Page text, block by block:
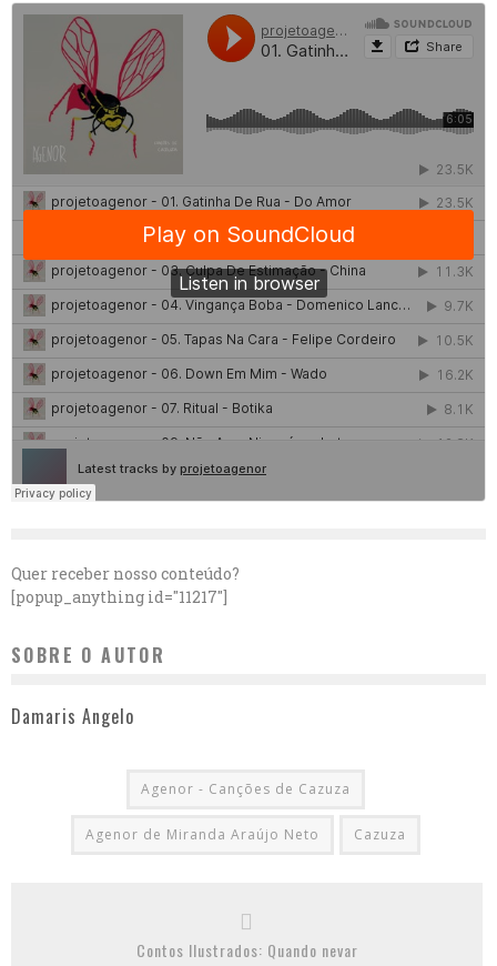
Quer receber nosso conteúdo?
[popup_anything id="11217"]
SOBRE O AUTOR
Damaris Angelo
Agenor - Canções de Cazuza
Agenor de Miranda Araújo Neto Cazuza
Contos Ilustrados: Quando nevar